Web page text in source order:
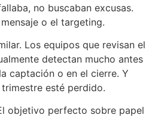
no buscaban excusas.
o el targeting.
Los equipos que revisan el
detectan mucho antes
captación o en el cierre. Y
esté perdido.
objetivo perfecto sobre papel